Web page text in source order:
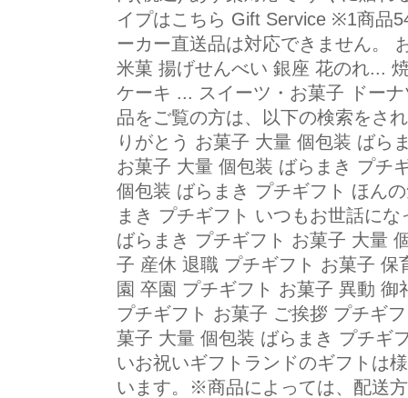
イプはこちら Gift Service ※1商品
ーカー直送品は対応できません。
米菓 揚げせんべい 銀座 花のれ...
ケーキ ... スイーツ・お菓子 ドー
品をご覧の方は、以下の検索をさ
りがとう お菓子 大量 個包装 ばら
お菓子 大量 個包装 ばらまき プチ
個包装 ばらまき プチギフト ほん
まき プチギフト いつもお世話に
ばらまき プチギフト お菓子 大量
子 産休 退職 プチギフト お菓子
園 卒園 プチギフト お菓子 異動
プチギフト お菓子 ご挨拶 プチギ
菓子 大量 個包装 ばらまき プチギ
いお祝いギフトランドのギフトは
います。※商品によっては、配送